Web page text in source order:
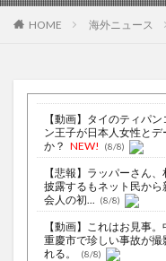
HOME 海外ニュース
【動画】タイのティパン
ン王子が日本人女性とデ
か？ NEW! (8/8)
【悲報】ラッパーさん、
披露するもネット民から
会人の初...
(8/8)
【動画】これはお見事。
重慶市で珍しい事故が撮
れる。
(8/8)